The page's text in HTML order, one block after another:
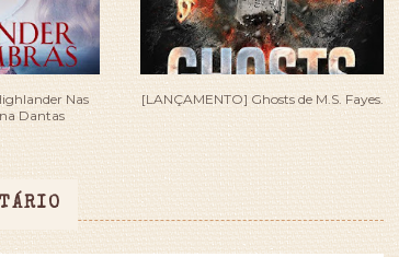
Nas
Dantas
[LANÇAMENTO] Ghosts de M.S. Fayes.